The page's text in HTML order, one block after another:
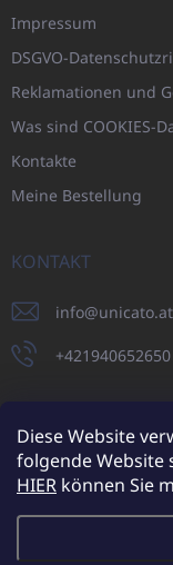
Diese Website
folgende Website
HIER können Sie
Impressum
DSGVO-
Reklamationen und
Was sind COOKIES-
Kontakte
Meine Bestellung
KONTAKT
info@unicato.at
+421940652650
UNICATO.sk